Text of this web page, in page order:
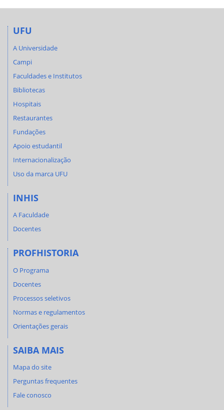
UFU
A Universidade
Campi
Faculdades e Institutos
Bibliotecas
Hospitais
Restaurantes
Fundações
Apoio estudantil
Internacionalização
Uso da marca UFU
INHIS
A Faculdade
Docentes
PROFHISTORIA
O Programa
Docentes
Processos seletivos
Normas e regulamentos
Orientações gerais
SAIBA MAIS
Mapa do site
Perguntas frequentes
Fale conosco